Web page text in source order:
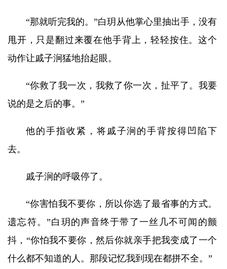
“那就听完我的。”白玥从他掌心里抽出手，没有
甩开，只是翻过来覆在他手背上，轻轻按住。这个
动作让戚子涧猛地抬起眼。
“你救了我一次，我救了你一次，扯平了。我要
说的是之后的事。”
他的手指收紧，将戚子涧的手背按得凹陷下
去。
戚子涧的呼吸停了。
“你害怕我不要你，所以你选了最省事的方式。
遗忘符。”白玥的声音终于带了一丝几不可闻的颤
抖，“你怕我不要你，然后你就亲手把我变成了一个
什么都不知道的人。那段记忆我到现在都拼不全。”